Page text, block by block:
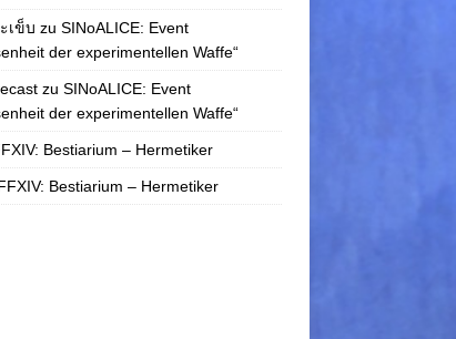
เข็บ zu SINoALICE: Event
der experimentellen Waffe“
zu SINoALICE: Event
der experimentellen Waffe“
Bestiarium – Hermetiker
Bestiarium – Hermetiker